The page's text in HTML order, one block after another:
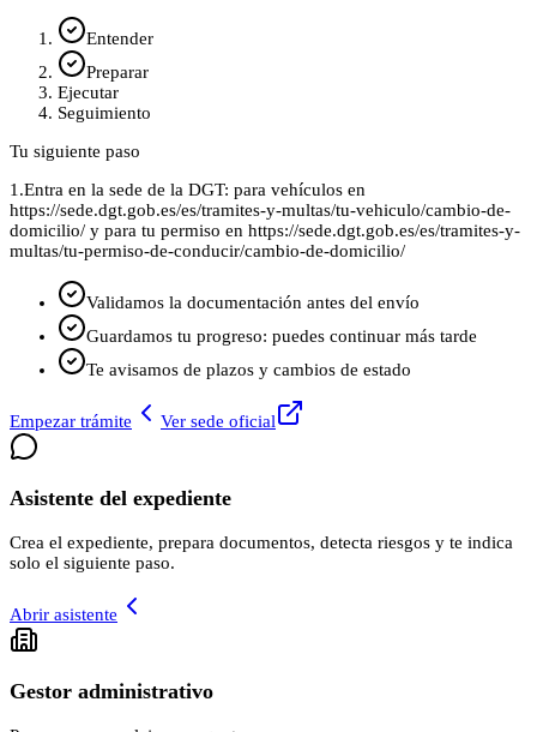
Entender
Preparar
Ejecutar
Seguimiento
Tu siguiente paso
1.Entra en la sede de la DGT: para vehículos en
https://sede.dgt.gob.es/es/tramites-y-multas/tu-vehiculo/cambio-de-
domicilio/ y para tu permiso en https://sede.dgt.gob.es/es/tramites-y-
multas/tu-permiso-de-conducir/cambio-de-domicilio/
Validamos la documentación antes del envío
Guardamos tu progreso: puedes continuar más tarde
Te avisamos de plazos y cambios de estado
Empezar trámite Ver sede oficial
Asistente del expediente
Crea el expediente, prepara documentos, detecta riesgos y te indica
solo el siguiente paso.
Abrir asistente
Gestor administrativo